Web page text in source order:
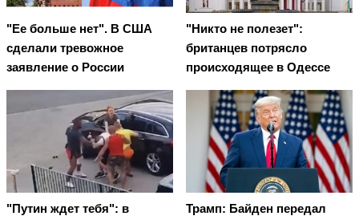
"Ее больше нет". В США
сделали тревожное
заявление о России
"Никто не полезет":
британцев потрясло
происходящее в Одессе
"Путин ждет тебя": в
Трамп: Байден передал